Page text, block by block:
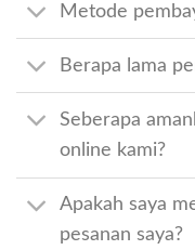
Metode
Berapa lama
Seberapa
online kami?
Apakah saya
pesanan saya?